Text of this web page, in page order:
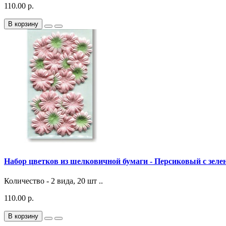
110.00 р.
В корзину
Набор цветков из шелковичной бумаги - Персиковый с
Количество - 2 вида, 20 шт ..
110.00 р.
В корзину